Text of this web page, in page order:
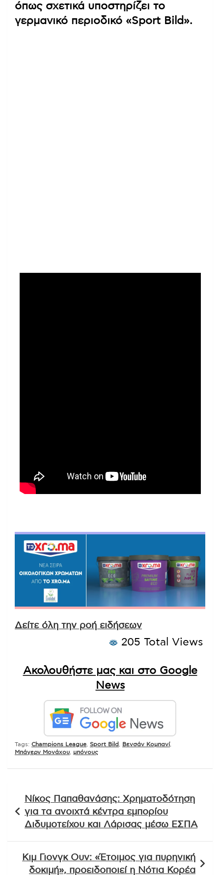
όπως σχετικά υποστηρίζει το
γερμανικό περιοδικό «Sport Bild».
Δείτε όλη την ροή ειδήσεων
205 Total Views
Ακολουθήστε μας και στο Google
News
Tags: Champions League Sport Bild Βενσάν Κομπανί,
Μπάγερν Μονάχου
μπόνους
άρθρων
Νίκος Παπαθανάσης: Χρηματοδότηση
για τα ανοιχτά κέντρα εμπορίου
Διδυμοτείχου και Λάρισας μέσω ΕΣΠΑ
Κιμ Γιονγκ Ουν: «Έτοιμος για πυρηνική
δοκιμή», προειδοποιεί η Νότια Κορέα